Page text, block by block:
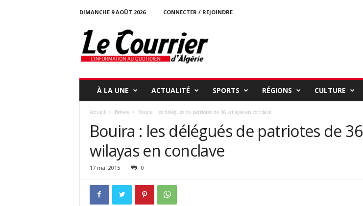
DIMANCHE 9 AOÛT 2026
CONNECTER / REJOINDRE
o
u
À LA UNE ACTUALITÉ SPORTS RÉGIONS CULTURE
Accueil Brèves Bouira : les délégués de patriotes de 36 wilayas en conclave
Bouira : les délégués de patriotes de 36
wilayas en conclave
17 mai 2015 0